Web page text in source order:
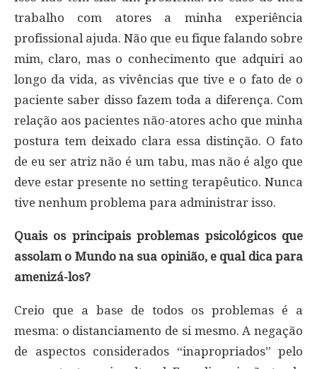
trabalho com atores a minha experiência
profissional ajuda. Não que eu fique falando sobre
mim, claro, mas o conhecimento que adquiri ao
longo da vida, as vivências que tive e o fato de o
paciente saber disso fazem toda a diferença. Com
relação aos pacientes não-atores acho que minha
postura tem deixado clara essa distinção. O fato
de eu ser atriz não é um tabu, mas não é algo que
deve estar presente no setting terapêutico. Nunca
tive nenhum problema para administrar isso.
Quais os principais problemas psicológicos que
assolam o Mundo na sua opinião, e qual dica para
amenizá-los?
Creio que a base de todos os problemas é a
mesma: o distanciamento de si mesmo. A negação
de aspectos considerados “inapropriados” pelo